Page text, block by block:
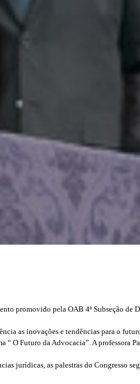
promovido pela OAB 4ª Subseção de
as inovações e tendências para o
“ O Futuro da Advocacia”. A professora
jurídicas, as palestras do Congresso